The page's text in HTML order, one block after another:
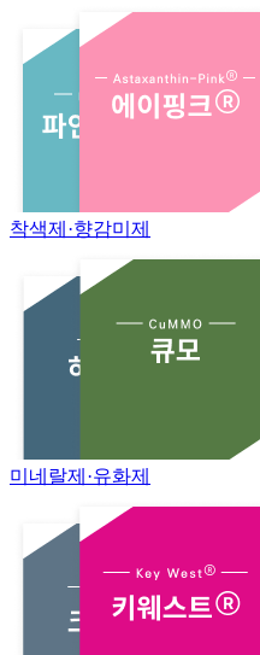
착색제·향감미제
미네랄제·유화제